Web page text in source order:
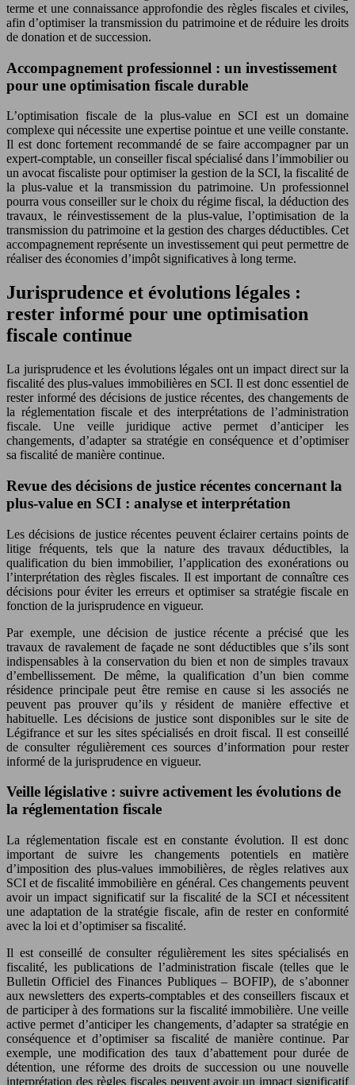
terme et une connaissance approfondie des règles fiscales et civiles,
afin d’optimiser la transmission du patrimoine et de réduire les droits
de donation et de succession.
Accompagnement professionnel : un investissement
pour une optimisation fiscale durable
L’optimisation fiscale de la plus-value en SCI est un domaine
complexe qui nécessite une expertise pointue et une veille constante.
Il est donc fortement recommandé de se faire accompagner par un
expert-comptable, un conseiller fiscal spécialisé dans l’immobilier ou
un avocat fiscaliste pour optimiser la gestion de la SCI, la fiscalité de
la plus-value et la transmission du patrimoine. Un professionnel
pourra vous conseiller sur le choix du régime fiscal, la déduction des
travaux, le réinvestissement de la plus-value, l’optimisation de la
transmission du patrimoine et la gestion des charges déductibles. Cet
accompagnement représente un investissement qui peut permettre de
réaliser des économies d’impôt significatives à long terme.
Jurisprudence et évolutions légales :
rester informé pour une optimisation
fiscale continue
La jurisprudence et les évolutions légales ont un impact direct sur la
fiscalité des plus-values immobilières en SCI. Il est donc essentiel de
rester informé des décisions de justice récentes, des changements de
la réglementation fiscale et des interprétations de l’administration
fiscale. Une veille juridique active permet d’anticiper les
changements, d’adapter sa stratégie en conséquence et d’optimiser
sa fiscalité de manière continue.
Revue des décisions de justice récentes concernant la
plus-value en SCI : analyse et interprétation
Les décisions de justice récentes peuvent éclairer certains points de
litige fréquents, tels que la nature des travaux déductibles, la
qualification du bien immobilier, l’application des exonérations ou
l’interprétation des règles fiscales. Il est important de connaître ces
décisions pour éviter les erreurs et optimiser sa stratégie fiscale en
fonction de la jurisprudence en vigueur.
Par exemple, une décision de justice récente a précisé que les
travaux de ravalement de façade ne sont déductibles que s’ils sont
indispensables à la conservation du bien et non de simples travaux
d’embellissement. De même, la qualification d’un bien comme
résidence principale peut être remise en cause si les associés ne
peuvent pas prouver qu’ils y résident de manière effective et
habituelle. Les décisions de justice sont disponibles sur le site de
Légifrance et sur les sites spécialisés en droit fiscal. Il est conseillé
de consulter régulièrement ces sources d’information pour rester
informé de la jurisprudence en vigueur.
Veille législative : suivre activement les évolutions de
la réglementation fiscale
La réglementation fiscale est en constante évolution. Il est donc
important de suivre les changements potentiels en matière
d’imposition des plus-values immobilières, de règles relatives aux
SCI et de fiscalité immobilière en général. Ces changements peuvent
avoir un impact significatif sur la fiscalité de la SCI et nécessitent
une adaptation de la stratégie fiscale, afin de rester en conformité
avec la loi et d’optimiser sa fiscalité.
Il est conseillé de consulter régulièrement les sites spécialisés en
fiscalité, les publications de l’administration fiscale (telles que le
Bulletin Officiel des Finances Publiques – BOFIP), de s’abonner
aux newsletters des experts-comptables et des conseillers fiscaux et
de participer à des formations sur la fiscalité immobilière. Une veille
active permet d’anticiper les changements, d’adapter sa stratégie en
conséquence et d’optimiser sa fiscalité de manière continue. Par
exemple, une modification des taux d’abattement pour durée de
détention, une réforme des droits de succession ou une nouvelle
interprétation des règles fiscales peuvent avoir un impact significatif